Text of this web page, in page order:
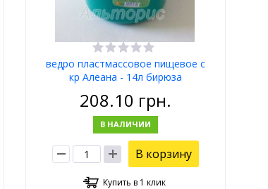
ведро пластмассовое пищевое с
кр Алеана - 14л бирюза
208.10 грн.
В НАЛИЧИИ
В корзину
Купить в 1 клик